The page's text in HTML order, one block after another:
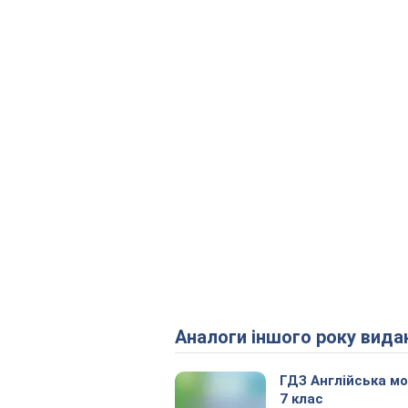
Аналоги іншого року
ГДЗ Англійська
7 клас